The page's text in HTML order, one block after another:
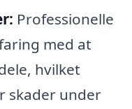
Professionelle
med at
hvilket
skader under